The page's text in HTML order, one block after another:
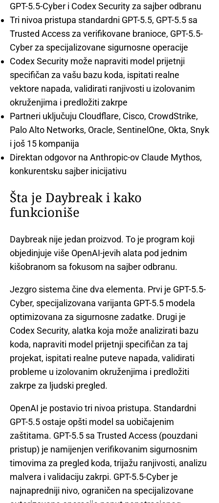
GPT-5.5-Cyber i Codex Security za sajber odbranu
Tri nivoa pristupa standardni GPT-5.5, GPT-5.5 sa
Trusted Access za verifikovane branioce, GPT-5.5-
Cyber za specijalizovane sigurnosne operacije
Codex Security može napraviti model prijetnji
specifičan za vašu bazu koda, ispitati realne
vektore napada, validirati ranjivosti u izolovanim
okruženjima i predložiti zakrpe
Partneri uključuju Cloudflare, Cisco, CrowdStrike,
Palo Alto Networks, Oracle, SentinelOne, Okta, Snyk
i još 15 kompanija
Direktan odgovor na Anthropic-ov Claude Mythos,
konkurentsku sajber inicijativu
Šta je Daybreak i kako
funkcioniše
Daybreak nije jedan proizvod. To je program koji
objedinjuje više OpenAI-jevih alata pod jednim
kišobranom sa fokusom na sajber odbranu.
Jezgro sistema čine dva elementa. Prvi je GPT-5.5-
Cyber, specijalizovana varijanta GPT-5.5 modela
optimizovana za sigurnosne zadatke. Drugi je
Codex Security, alatka koja može analizirati bazu
koda, napraviti model prijetnji specifičan za taj
projekat, ispitati realne puteve napada, validirati
probleme u izolovanim okruženjima i predložiti
zakrpe za ljudski pregled.
OpenAI je postavio tri nivoa pristupa. Standardni
GPT-5.5 ostaje opšti model sa uobičajenim
zaštitama. GPT-5.5 sa Trusted Access (pouzdani
pristup) je namijenjen verifikovanim sigurnosnim
timovima za pregled koda, trijažu ranjivosti, analizu
malvera i validaciju zakrpi. GPT-5.5-Cyber je
najnapredniji nivo, ograničen na specijalizovane